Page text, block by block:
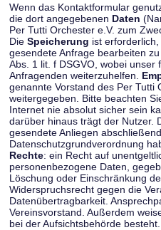
Wenn das Kontaktformular
die dort angegebenen Daten
Per Tutti Orchester e.V. zum
Die Speicherung ist
gesendete Anfrage bearbeiten
Abs. 1 lit. f DSGVO, wobei
Anfragenden weiterzuhelfen.
genannte Vorstand des Per Tutti
weitergegeben. Bitte beachten
Internet nie absolut sicher sein
darüber hinaus trägt der Nutzer.
gesendete Anliegen
Datenschutzgrundverordnung
Rechte: ein Recht auf
personenbezogene Daten,
Löschung oder Einschränkung
Widerspruchsrecht gegen die
Datenübertragbarkeit.
Vereinsvorstand. Außerdem
bei der Aufsichtsbehörde besteht.